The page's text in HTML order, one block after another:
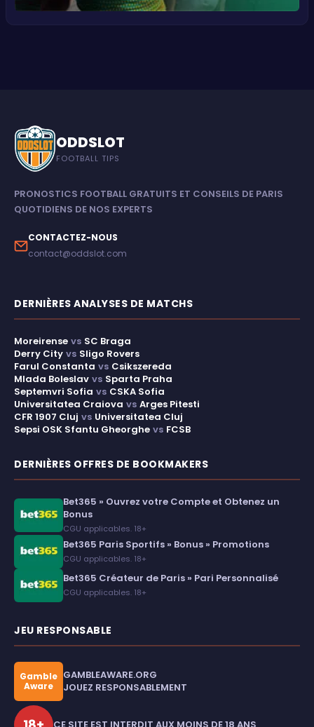
ODDSLOT
FOOTBALL TIPS
PRONOSTICS FOOTBALL GRATUITS ET CONSEILS DE PARIS
QUOTIDIENS DE NOS EXPERTS
CONTACTEZ-NOUS
contact@oddslot.com
DERNIÈRES ANALYSES DE MATCHS
Moreirense vs SC Braga
Derry City vs Sligo Rovers
Farul Constanta vs Csikszereda
Mlada Boleslav vs Sparta Praha
Septemvri Sofia vs CSKA Sofia
Universitatea Craiova vs Arges Pitesti
CFR 1907 Cluj vs Universitatea Cluj
Sepsi OSK Sfantu Gheorghe vs FCSB
DERNIÈRES OFFRES DE BOOKMAKERS
Bet365 » Ouvrez votre Compte et Obtenez un
Bonus
CGU applicables. 18+
Bet365 Paris Sportifs » Bonus » Promotions
CGU applicables. 18+
Bet365 Créateur de Paris » Pari Personnalisé
CGU applicables. 18+
JEU RESPONSABLE
Gamble
Aware
GAMBLEAWARE.ORG
JOUEZ RESPONSABLEMENT